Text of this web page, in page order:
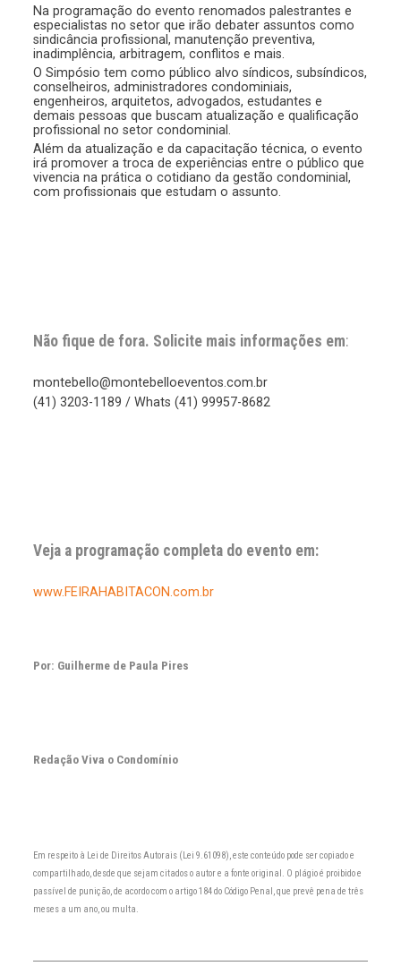
Na programação do evento renomados palestrantes e
especialistas no setor que irão debater assuntos como
sindicância profissional, manutenção preventiva,
inadimplência, arbitragem, conflitos e mais.
O Simpósio tem como público alvo síndicos, subsíndicos,
conselheiros, administradores condominiais,
engenheiros, arquitetos, advogados, estudantes e
demais pessoas que buscam atualização e qualificação
profissional no setor condominial.
Além da atualização e da capacitação técnica, o evento
irá promover a troca de experiências entre o público que
vivencia na prática o cotidiano da gestão condominial,
com profissionais que estudam o assunto.
Não fique de fora. Solicite mais informações em:
montebello@montebelloeventos.com.br
(41) 3203-1189 / Whats (41) 99957-8682
Veja a programação completa do evento em:
www.FEIRAHABITACON.com.br
Por: Guilherme de Paula Pires
Redação Viva o Condomínio
Em respeito à Lei de Direitos Autorais (Lei 9.61098), este conteúdo pode ser copiado e
compartilhado, desde que sejam citados o autor e a fonte original. O plágio é proibido e
passível de punição, de acordo com o artigo 184 do Código Penal, que prevê pena de três
meses a um ano, ou multa.